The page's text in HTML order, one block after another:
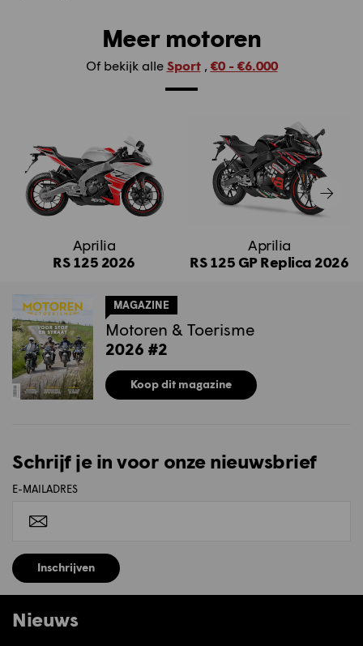
Meer motoren
Of bekijk alle Sport, €0 - €6.000
Aprilia
RS 125 2026
Aprilia
RS 125 GP Replica 2026
MAGAZINE
Motoren & Toerisme
2026 #2
Koop dit magazine
Schrijf je in voor onze nieuwsbrief
E-MAILADRES
Inschrijven
Nieuws